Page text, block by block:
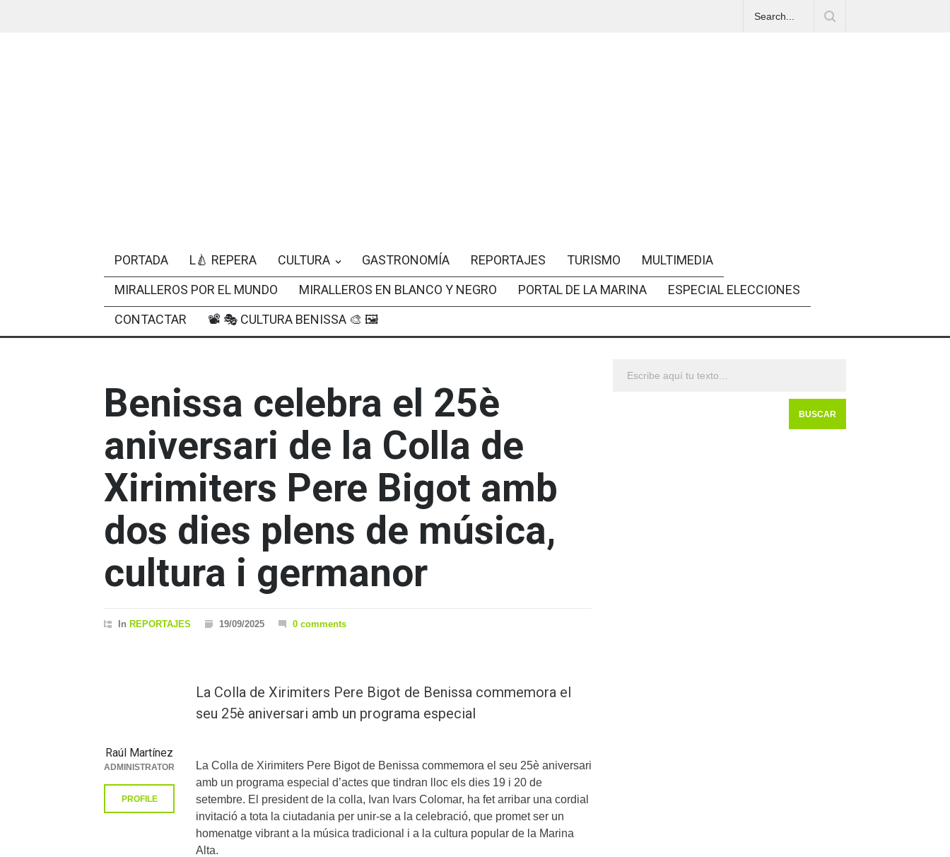
PORTADA L🍐 REPERA CULTURA GASTRONOMÍA REPORTAJES TURISMO
MULTIMEDIA
MIRALLEROS POR EL MUNDO
MIRALLEROS EN BLANCO Y NEGRO PORTAL DE LA MARINA
ESPECIAL ELECCIONES
CONTACTAR
📽 🎭 CULTURA BENISSA 🎨 🖼
Benissa celebra el 25è
aniversari de la Colla de
Xirimiters Pere Bigot amb
dos dies plens de música,
cultura i germanor
In REPORTAJES 19/09/2025 0 comments
La Colla de Xirimiters Pere Bigot de Benissa commemora el
seu 25è aniversari amb un programa especial
La Colla de Xirimiters Pere Bigot de Benissa commemora el seu 25è aniversari
amb un programa especial d’actes que tindran lloc els dies 19 i 20 de
setembre. El president de la colla, Ivan Ivars Colomar, ha fet arribar una cordial
invitació a tota la ciutadania per unir-se a la celebració, que promet ser un
homenatge vibrant a la música tradicional i a la cultura popular de la Marina
Alta.
Raúl Martínez
ADMINISTRATOR
PROFILE